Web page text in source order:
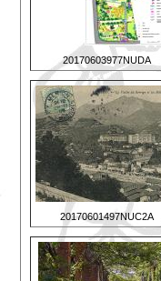
20170603977NUDA
20170601497NUC2A